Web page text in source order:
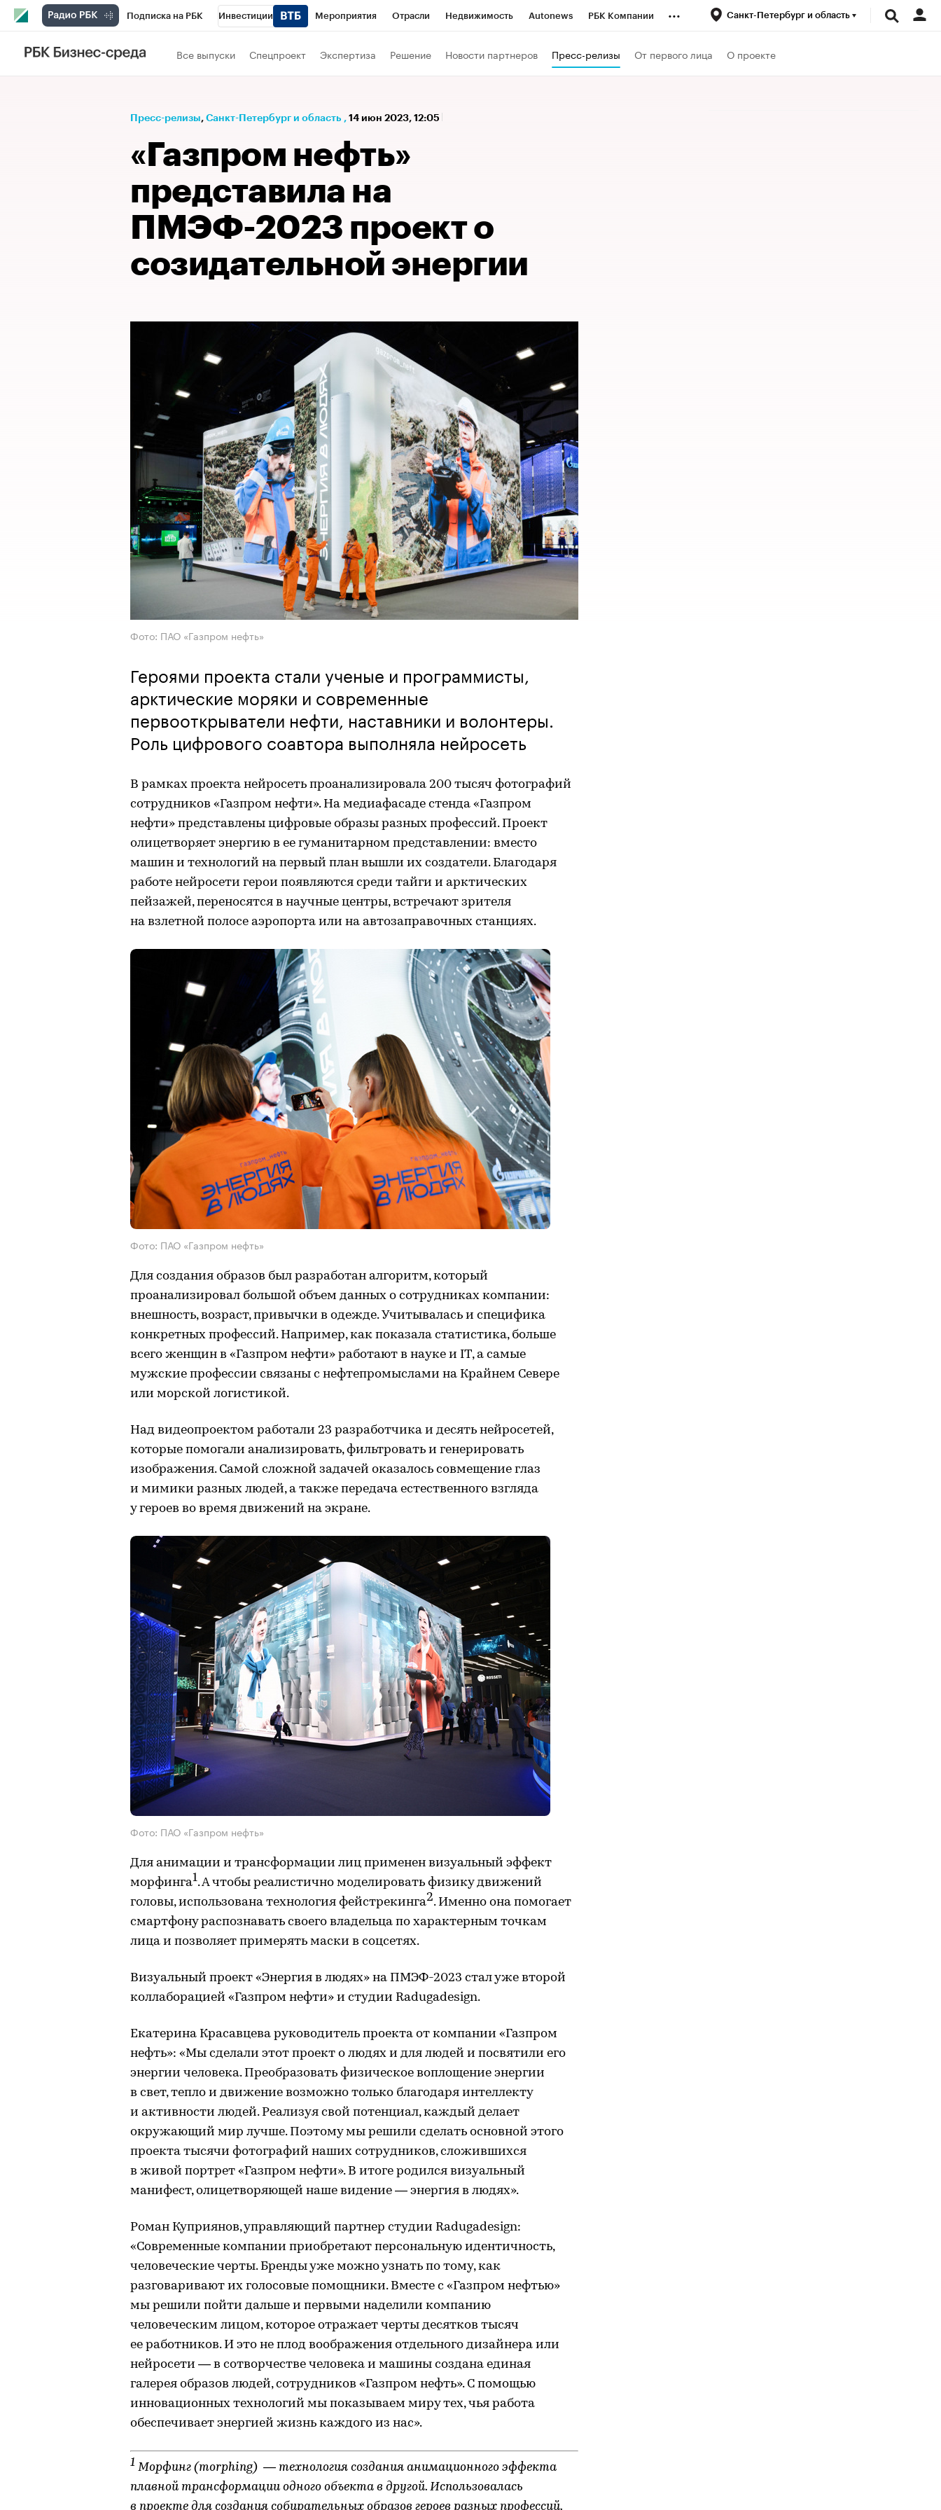
Подписка на РБК Инвестиции Мероприятия Отрасли Недвижимость Autonews РБК Компании
Телеканал
Спецпроекты Политика
Рынок наличной валюты
... Санкт-Петербург и область
Все выпуски Спецпроект Экспертиза Решение Новости партнеров Пресс-релизы От первого лица О проекте
Пресс-релизы⁠, Санкт-Петербург и область , 14 июн 2023, 12:05
«Газпром нефть»
представила на
ПМЭФ-2023 проект о
созидательной энергии
Фото: ПАО «Газпром нефть»
Героями проекта стали ученые и программисты,
арктические моряки и современные
первооткрыватели нефти, наставники и волонтеры.
Роль цифрового соавтора выполняла нейросеть
В рамках проекта нейросеть проанализировала 200 тысяч фотографий
сотрудников «Газпром нефти». На медиафасаде стенда «Газпром
нефти» представлены цифровые образы разных профессий. Проект
олицетворяет энергию в ее гуманитарном представлении: вместо
машин и технологий на первый план вышли их создатели. Благодаря
работе нейросети герои появляются среди тайги и арктических
пейзажей, переносятся в научные центры, встречают зрителя
на взлетной полосе аэропорта или на автозаправочных станциях.
Фото: ПАО «Газпром нефть»
Для создания образов был разработан алгоритм, который
проанализировал большой объем данных о сотрудниках компании:
внешность, возраст, привычки в одежде. Учитывалась и специфика
конкретных профессий. Например, как показала статистика, больше
всего женщин в «Газпром нефти» работают в науке и IT, а самые
мужские профессии связаны с нефтепромыслами на Крайнем Севере
или морской логистикой.
Над видеопроектом работали 23 разработчика и десять нейросетей,
которые помогали анализировать, фильтровать и генерировать
изображения. Самой сложной задачей оказалось совмещение глаз
и мимики разных людей, а также передача естественного взгляда
у героев во время движений на экране.
Фото: ПАО «Газпром нефть»
Для анимации и трансформации лиц применен визуальный эффект
морфинга1. А чтобы реалистично моделировать физику движений
головы, использована технология фейстрекинга2. Именно она помогает
смартфону распознавать своего владельца по характерным точкам
лица и позволяет примерять маски в соцсетях.
Визуальный проект «Энергия в людях» на ПМЭФ-2023 стал уже второй
коллаборацией «Газпром нефти» и студии Radugadesign.
Екатерина Красавцева руководитель проекта от компании «Газпром
нефть»: «Мы сделали этот проект о людях и для людей и посвятили его
энергии человека. Преобразовать физическое воплощение энергии
в свет, тепло и движение возможно только благодаря интеллекту
и активности людей. Реализуя свой потенциал, каждый делает
окружающий мир лучше. Поэтому мы решили сделать основной этого
проекта тысячи фотографий наших сотрудников, сложившихся
в живой портрет «Газпром нефти». В итоге родился визуальный
манифест, олицетворяющей наше видение — энергия в людях».
Роман Куприянов, управляющий партнер студии Radugadesign:
«Современные компании приобретают персональную идентичность,
человеческие черты. Бренды уже можно узнать по тому, как
разговаривают их голосовые помощники. Вместе с «Газпром нефтью»
мы решили пойти дальше и первыми наделили компанию
человеческим лицом, которое отражает черты десятков тысяч
ее работников. И это не плод воображения отдельного дизайнера или
нейросети — в сотворчестве человека и машины создана единая
галерея образов людей, сотрудников «Газпром нефть». С помощью
инновационных технологий мы показываем миру тех, чья работа
обеспечивает энергией жизнь каждого из нас».
1 Морфинг (morphing) — технология создания анимационного эффекта
плавной трансформации одного объекта в другой. Использовалась
в проекте для создания собирательных образов героев разных профессий.